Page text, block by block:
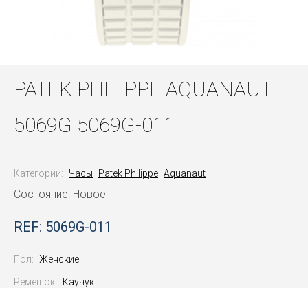
PATEK PHILIPPE AQUANAUT
5069G 5069G-011
Категории: Часы Patek Philippe Aquanaut
Состояние: Новое
REF: 5069G-011
Пол: Женские
Ремешок: Каучук